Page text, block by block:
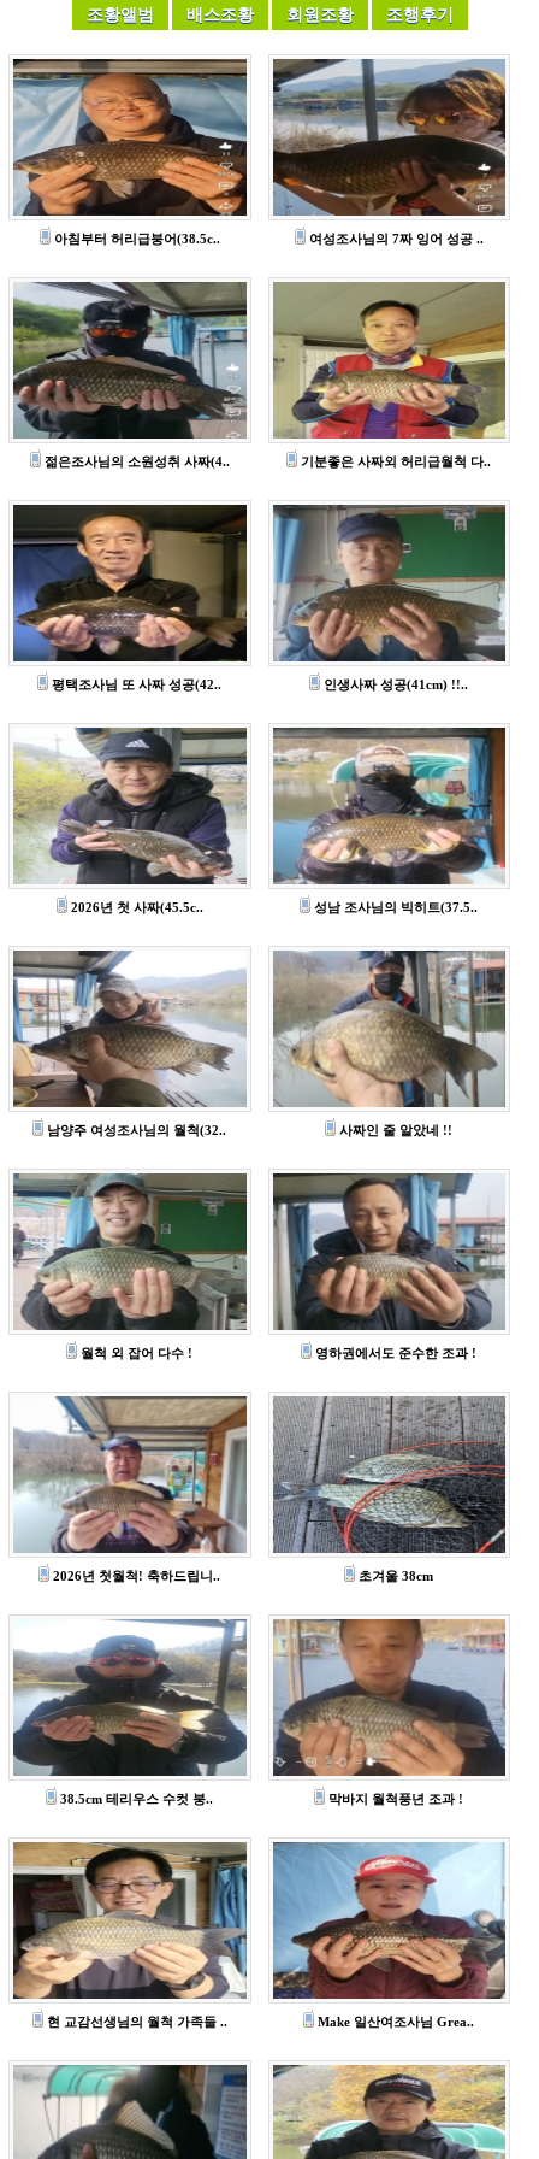
아침부터 허리급붕어(38.5c.. 여성조사님의 7짜 잉어 성공 ..
젊은조사님의 소원성취 사짜(4.. 기분좋은 사짜외 허리급월척 다..
평택조사님 또 사짜 성공(42.. 인생사짜 성공(41cm) !!..
2026년 첫 사짜(45.5c.. 성남 조사님의 빅히트(37.5..
남양주 여성조사님의 월척(32.. 사짜인 줄 알았네 !!
월척 외 잡어 다수 ! 영하권에서도 준수한 조과 !
2026년 첫월척! 축하드립니.. 초겨울 38cm
38.5cm 테리우스 수컷 붕.. 막바지 월척풍년 조과 !
현 교감선생님의 월척 가족들 .. Make 일산여조사님 Grea..